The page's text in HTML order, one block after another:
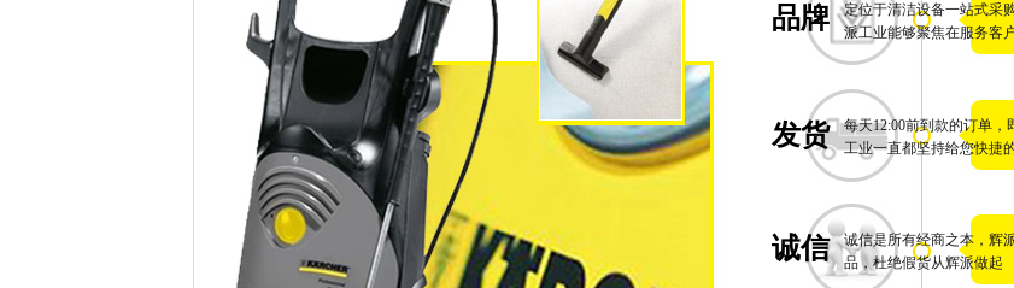
品牌
定位于清洁设备一站式采
派工业能够聚焦在服务客
发货
每天12:00前到款的订单
工业一直都坚持给您快捷
诚信
诚信是所有经商之本，辉
品，杜绝假货从辉派做起